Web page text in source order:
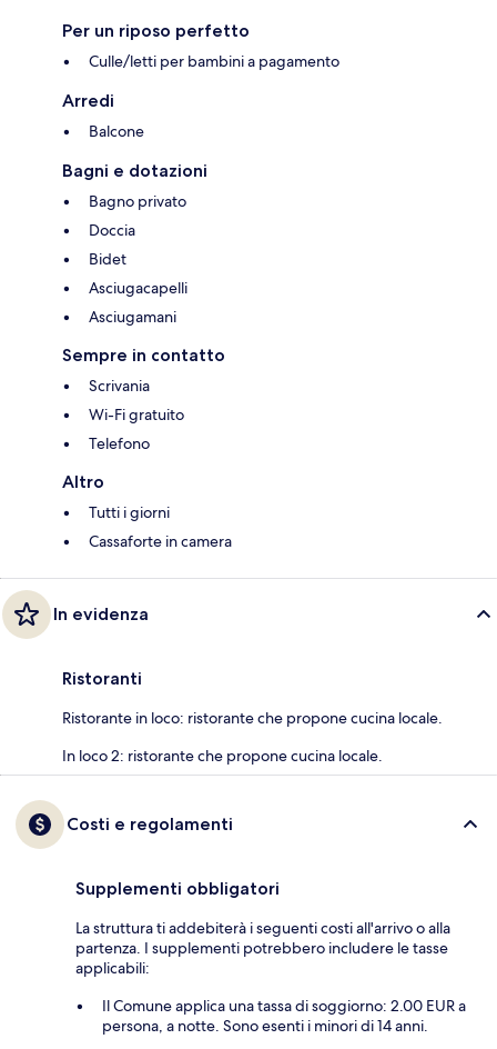
Per un riposo perfetto
Culle/letti per bambini a pagamento
Arredi
Balcone
Bagni e dotazioni
Bagno privato
Doccia
Bidet
Asciugacapelli
Asciugamani
Sempre in contatto
Scrivania
Wi-Fi gratuito
Telefono
Altro
Tutti i giorni
Cassaforte in camera
In evidenza
Ristoranti
Ristorante in loco: ristorante che propone cucina locale.
In loco 2: ristorante che propone cucina locale.
Costi e regolamenti
Supplementi obbligatori
La struttura ti addebiterà i seguenti costi all'arrivo o alla
partenza. I supplementi potrebbero includere le tasse
applicabili:
Il Comune applica una tassa di soggiorno: 2.00 EUR a
persona, a notte. Sono esenti i minori di 14 anni.